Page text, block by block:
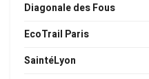
Diagonale des Fous
EcoTrail Paris
SaintéLyon